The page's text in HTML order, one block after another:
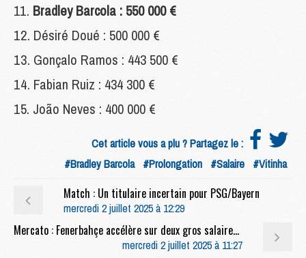
Bradley Barcola : 550 000 €
Désiré Doué : 500 000 €
Gonçalo Ramos : 443 500 €
Fabian Ruiz : 434 300 €
João Neves : 400 000 €
Cet article vous a plu ? Partagez le :
#Bradley Barcola #Prolongation #Salaire #Vitinha
Match : Un titulaire incertain pour PSG/Bayern
mercredi 2 juillet 2025 à 12:29
Mercato : Fenerbahçe accélère sur deux gros salaires du PSG
mercredi 2 juillet 2025 à 11:27